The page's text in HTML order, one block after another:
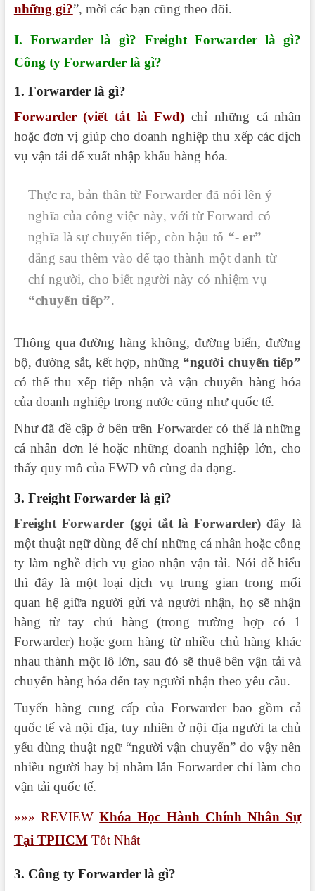
những gì?”, mời các bạn cũng theo dõi.
I. Forwarder là gì? Freight Forwarder là gì?
Công ty Forwarder là gì?
1. Forwarder là gì?
Forwarder (viết tắt là Fwd) chỉ những cá nhân
hoặc đơn vị giúp cho doanh nghiệp thu xếp các dịch
vụ vận tải để xuất nhập khẩu hàng hóa.
Thực ra, bản thân từ Forwarder đã nói lên ý
nghĩa của công việc này, với từ Forward có
nghĩa là sự chuyển tiếp, còn hậu tố “- er”
đằng sau thêm vào để tạo thành một danh từ
chỉ người, cho biết người này có nhiệm vụ
“chuyển tiếp”.
Thông qua đường hàng không, đường biển, đường
bộ, đường sắt, kết hợp, những “người chuyển tiếp”
có thể thu xếp tiếp nhận và vận chuyển hàng hóa
của doanh nghiệp trong nước cũng như quốc tế.
Như đã đề cập ở bên trên Forwarder có thể là những
cá nhân đơn lẻ hoặc những doanh nghiệp lớn, cho
thấy quy mô của FWD vô cùng đa dạng.
3. Freight Forwarder là gì?
Freight Forwarder (gọi tắt là Forwarder) đây là
một thuật ngữ dùng để chỉ những cá nhân hoặc công
ty làm nghề dịch vụ giao nhận vận tải. Nói dễ hiểu
thì đây là một loại dịch vụ trung gian trong mối
quan hệ giữa người gửi và người nhận, họ sẽ nhận
hàng từ tay chủ hàng (trong trường hợp có 1
Forwarder) hoặc gom hàng từ nhiều chủ hàng khác
nhau thành một lô lớn, sau đó sẽ thuê bên vận tải và
chuyển hàng hóa đến tay người nhận theo yêu cầu.
Tuyến hàng cung cấp của Forwarder bao gồm cả
quốc tế và nội địa, tuy nhiên ở nội địa người ta chủ
yếu dùng thuật ngữ “người vận chuyển” do vậy nên
nhiều người hay bị nhầm lẫn Forwarder chỉ làm cho
vận tải quốc tế.
»»» REVIEW Khóa Học Hành Chính Nhân Sự
Tại TPHCMTốt Nhất
3. Công ty Forwarder là gì?